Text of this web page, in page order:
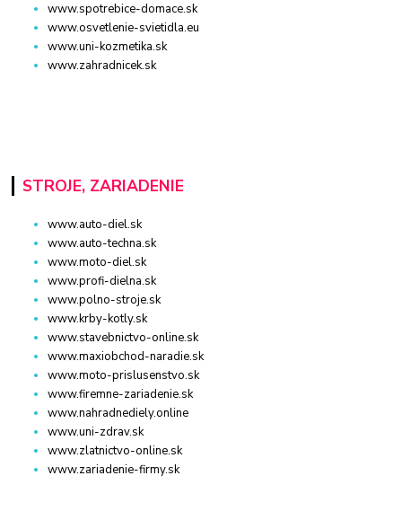
www.spotrebice-domace.sk
www.osvetlenie-svietidla.eu
www.uni-kozmetika.sk
www.zahradnicek.sk
STROJE, ZARIADENIE
www.auto-diel.sk
www.auto-techna.sk
www.moto-diel.sk
www.profi-dielna.sk
www.polno-stroje.sk
www.krby-kotly.sk
www.stavebnictvo-online.sk
www.maxiobchod-naradie.sk
www.moto-prislusenstvo.sk
www.firemne-zariadenie.sk
www.nahradnediely.online
www.uni-zdrav.sk
www.zlatnictvo-online.sk
www.zariadenie-firmy.sk